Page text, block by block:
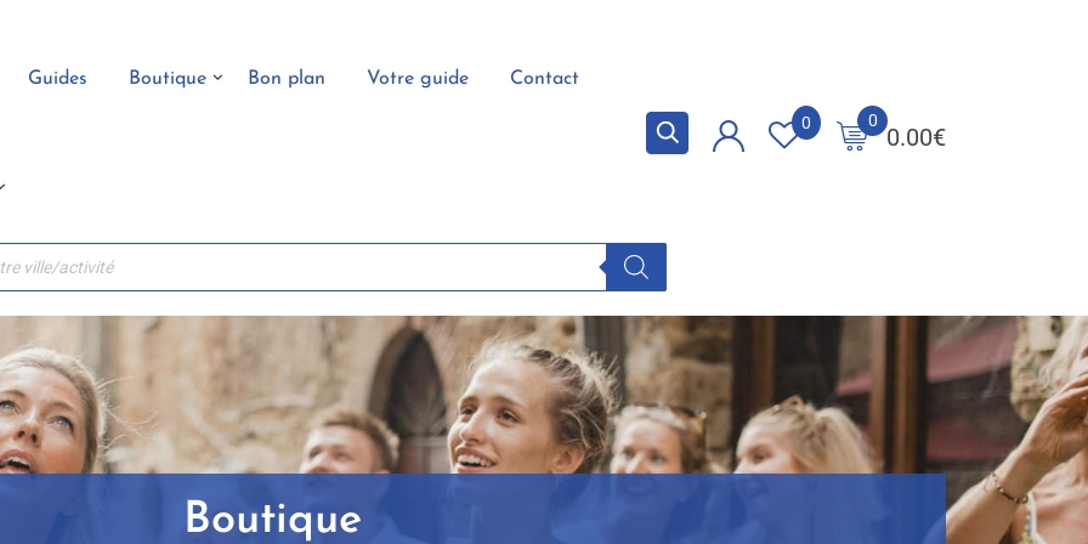
Guides Boutique Bon plan Votre guide Contact
0.00€
0
0
Boutique